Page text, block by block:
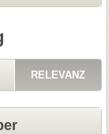
RELEVANZ